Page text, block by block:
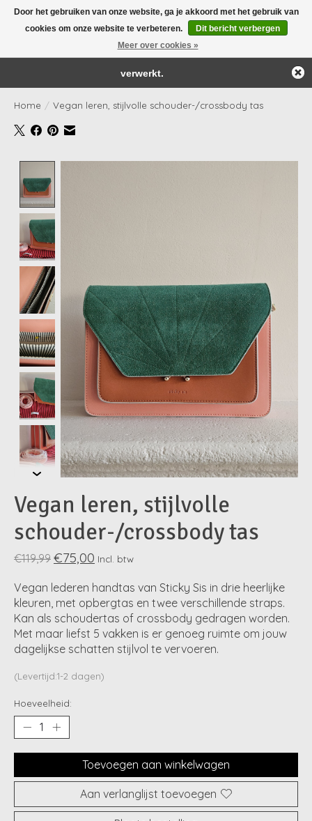
Yay! Onze webshop wordt 'as we speak' aangepast én bijgevuld!
Home / Vegan leren, stijlvolle schouder-/crossbody tas
Vegan leren, stijlvolle
schouder-/crossbody tas
€119,99 €75,00 Incl. btw
Vegan lederen handtas van Sticky Sis in drie heerlijke
kleuren, met opbergtas en twee verschillende straps.
Kan als schoudertas of crossbody gedragen worden.
Met maar liefst 5 vakken is er genoeg ruimte om jouw
dagelijkse schatten stijlvol te vervoeren.
(Levertijd:1-2 dagen)
Hoeveelheid:
Toevoegen aan winkelwagen
Aan verlanglijst toevoegen
Door het gebruiken van onze website, ga je akkoord met het gebruik van
cookies om onze website te verbeteren.
Dit bericht verbergen
Meer over cookies »
← Keer terug naar de backofficeDeze winkel is in aanbouw.
Eventueel geplaatste orders zullen niet worden gehonoreerd of
verwerkt.